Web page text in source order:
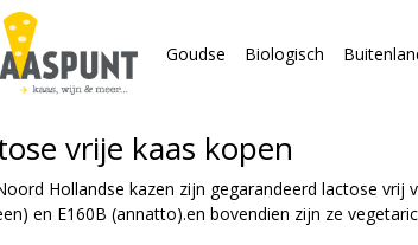
Goudse Biologisch
vrije kaas kopen
Hollandse kazen zijn gegarandeerd lactose
en E160B (annatto).en bovendien zijn ze